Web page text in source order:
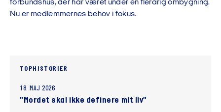
forbundshus, der har været under en flerårig ombygning.
Nu er medlemmernes behov i fokus.
TOPHISTORIER
18. MAJ 2026
"Mordet skal ikke definere mit liv"